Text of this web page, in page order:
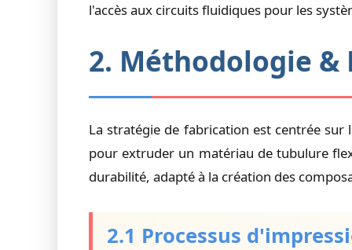
l'accès aux circuits fluidiques pour les
2. Méthodologie &
La stratégie de fabrication est centrée
pour extruder un matériau de tubulure
durabilité, adapté à la création des
2.1 Processus